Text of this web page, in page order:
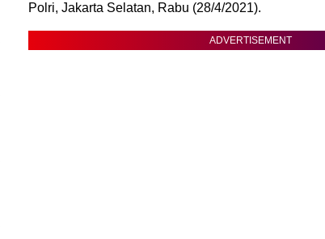
Polri, Jakarta Selatan, Rabu (28/4/2021).
ADVERTISEMENT